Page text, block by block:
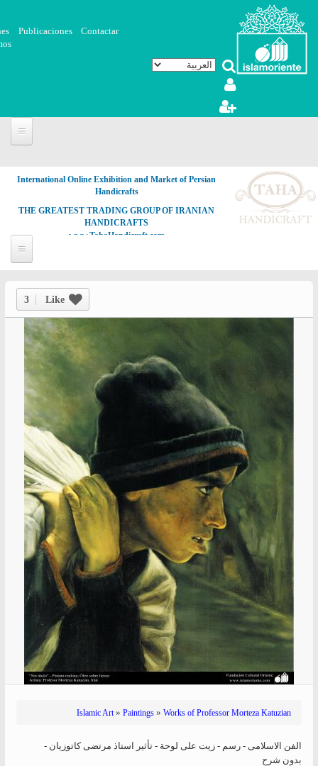
تجاوز إلى المحتوى الرئيسي
Contactar
Publicaciones
International Online Exhibition and Market of Persian
Handicrafts
THE GREATEST TRADING GROUP OF IRANIAN
HANDICRAFTS
www.TahaHandicraft.com
3 Like
Islamic Art» Paintings » Works of Professor Morteza Katuzian
الفن الاسلامی - رسم - زیت علی لوحة - تأثير استاذ مرتضی کاتوزیان -
بدون شرح